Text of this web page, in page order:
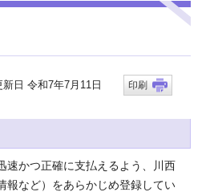
日 令和7年7月11日 印刷
かつ正確に支払えるよう、川西
報など）をあらかじめ登録してい